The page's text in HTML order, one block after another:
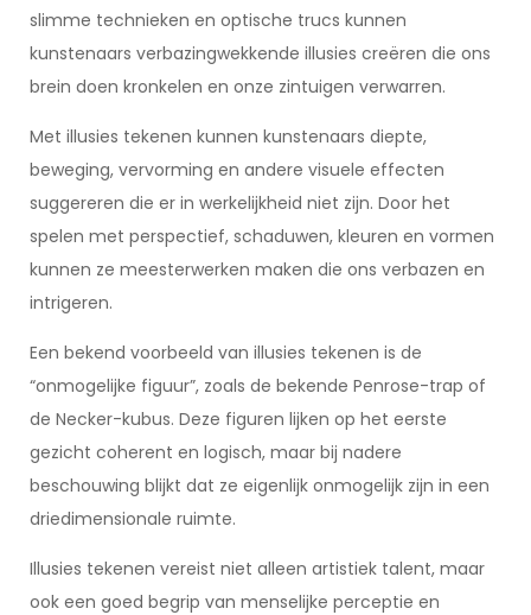
slimme technieken en optische trucs kunnen
kunstenaars verbazingwekkende illusies creëren die ons
brein doen kronkelen en onze zintuigen verwarren.
Met illusies tekenen kunnen kunstenaars diepte,
beweging, vervorming en andere visuele effecten
suggereren die er in werkelijkheid niet zijn. Door het
spelen met perspectief, schaduwen, kleuren en vormen
kunnen ze meesterwerken maken die ons verbazen en
intrigeren.
Een bekend voorbeeld van illusies tekenen is de
“onmogelijke figuur”, zoals de bekende Penrose-trap of
de Necker-kubus. Deze figuren lijken op het eerste
gezicht coherent en logisch, maar bij nadere
beschouwing blijkt dat ze eigenlijk onmogelijk zijn in een
driedimensionale ruimte.
Illusies tekenen vereist niet alleen artistiek talent, maar
ook een goed begrip van menselijke perceptie en